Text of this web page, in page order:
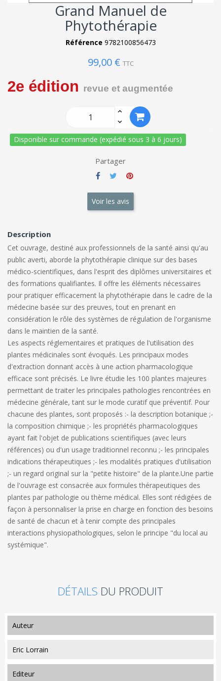
Grand Manuel de
Phytothérapie
Référence 9782100856473
99,00 € TTC
2e édition revue et augmentée
Disponible sur commande (expédié sous 3 à 6 jours)
Partager
Voir les avis
Description
Cet ouvrage, destiné aux professionnels de la santé ainsi qu'au
public averti, aborde la phytothérapie clinique sur des bases
médico-scientifiques, dans l'esprit des diplômes universitaires et
des formations qualifiantes. Il offre les éléments nécessaires
pour pratiquer efficacement la phytothérapie dans le cadre de la
médecine basée sur des preuves, tout en prenant en
considération le rôle des systèmes de régulation de l'organisme
dans le maintien de la santé.
Les aspects réglementaires et pratiques de l'utilisation des
plantes médicinales sont évoqués. Les principaux modes
d'extraction donnant accès à une action pharmacologique
efficace sont précisés. Le livre étudie les 100 plantes majeures
permettant de traiter les principales pathologies rencontrées en
médecine générale, tant sur le mode curatif que préventif. Pour
chacune des plantes, sont proposés :- la description botanique ;-
la composition chimique ;- les propriétés pharmacologiques
ayant fait l'objet de publications scientifiques (avec leurs
références) ou d'un usage traditionnel reconnu ;- les principales
indications thérapeutiques ;- les modalités pratiques d'utilisation
;- un regard original sur la "petite histoire" de la plante.Une partie
de l'ouvrage est consacrée aux formules thérapeutiques des
plantes par pathologie ou thème médical. Elles sont rédigées de
façon à personnaliser la prise en charge en fonction des besoins
de santé de chacun et à tenir compte des principales
interactions physiopathologiques, selon le principe "du local au
systémique".
DÉTAILS DU PRODUIT
auteur
Eric Lorrain
editeur